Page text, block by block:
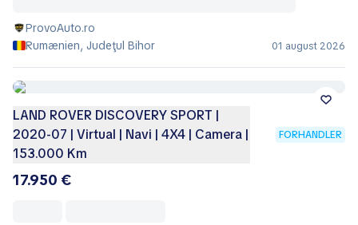
ProvoAuto.ro
Rumænien, Judeţul Bihor
01 august 2026
LAND ROVER DISCOVERY SPORT |
2020-07 | Virtual | Navi | 4X4 | Camera |
153.000 Km
FORHANDLER
17.950 €